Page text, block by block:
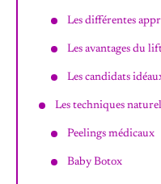
Les différentes
Les avantages du
Les candidats
Les techniques
Peelings médicaux
Baby Botox